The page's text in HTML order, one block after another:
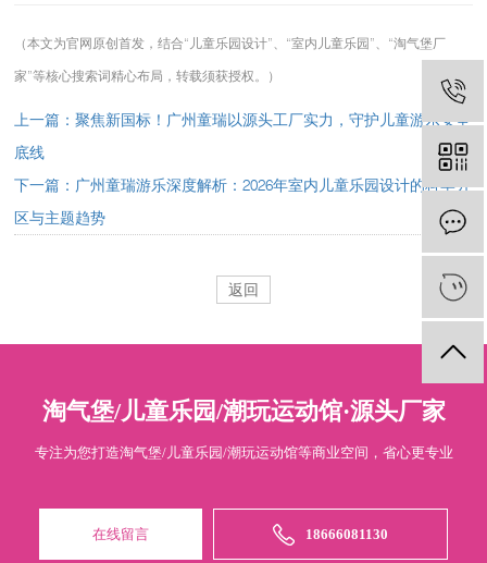
（本文为官网原创首发，结合“儿童乐园设计”、“室内儿童乐园”、“淘气堡厂
家”等核心搜索词精心布局，转载须获授权。）
上一篇：聚焦新国标！广州童瑞以源头工厂实力，守护儿童游乐安全
底线
下一篇：广州童瑞游乐深度解析：2026年室内儿童乐园设计的科学分
区与主题趋势
返回
淘气堡/儿童乐园/潮玩运动馆·源头厂家
专注为您打造淘气堡/儿童乐园/潮玩运动馆等商业空间，省心更专业
在线留言 18666081130